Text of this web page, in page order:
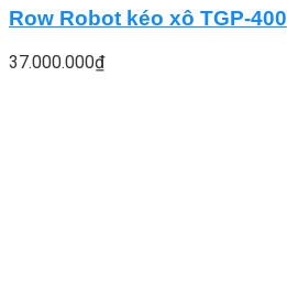
Row Robot kéo xô TGP-400
37.000.000₫